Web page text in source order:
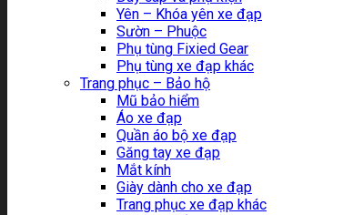
Yên – Khóa yên xe đạp
Sườn – Phuộc
Phụ tùng Fixied Gear
Phụ tùng xe đạp khác
Trang phục – Bảo hộ
Mũ bảo hiểm
Áo xe đạp
Quần áo bộ xe đạp
Găng tay xe đạp
Mắt kính
Giày dành cho xe đạp
Trang phục xe đạp khác